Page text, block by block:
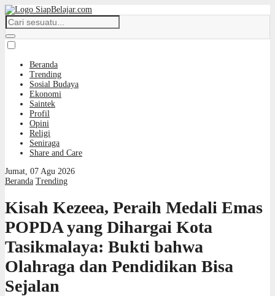
Beranda
Trending
Sosial Budaya
Ekonomi
Saintek
Profil
Opini
Religi
Seniraga
Share and Care
Jumat, 07 Agu 2026
Beranda Trending
Kisah Kezeea, Peraih Medali Emas
POPDA yang Dihargai Kota
Tasikmalaya: Bukti bahwa
Olahraga dan Pendidikan Bisa
Sejalan